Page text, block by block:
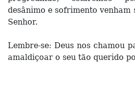
desânimo e sofrimento venham
Senhor.
Lembre-se: Deus nos chamou
amaldiçoar o seu tão querido